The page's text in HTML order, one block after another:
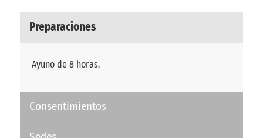
Preparaciones
Ayuno de 8 horas.
Consentimientos